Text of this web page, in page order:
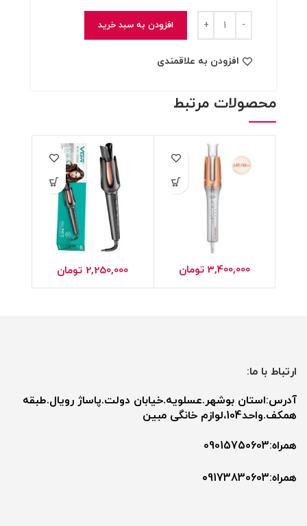
فر کننده مو شیگلم سایز 32mm اصل او رجنال
افزودن به سبد خرید
افزودن به علاقمندی
محصولات مرتبط
3,400,000 تومان 2,250,000 تومان
ارتباط با ما:
آدرس:استان بوشهر.عسلویه.خیابان دولت.پاساژ رویال.طبقه
همکف.واحد104،لوازم خانگی مبین
همراه:09015750603
همراه:۰9173830603